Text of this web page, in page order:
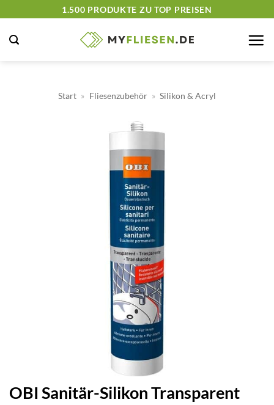
springen
1.500 PRODUKTE ZU TOP PREISEN
Start » Fliesenzubehör » Silikon & Acryl
OBI Sanitär-Silikon Transparent